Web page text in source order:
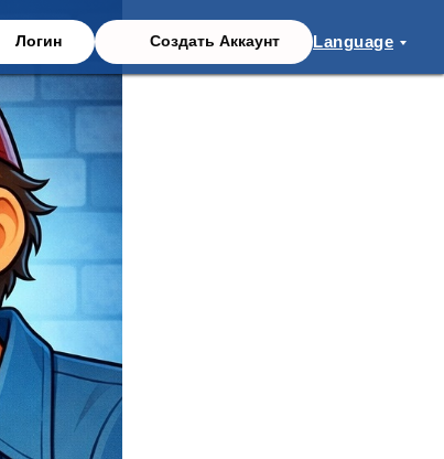
Логин Создать Аккаунт Language